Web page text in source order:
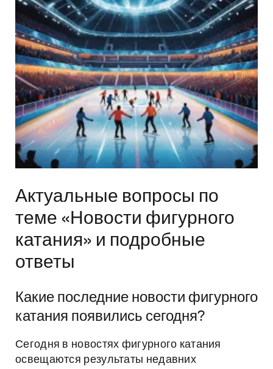
Актуальные вопросы по
теме «Новости фигурного
катания» и подробные
ответы
Какие последние новости фигурного
катания появились сегодня?
Сегодня в новостях фигурного катания
освещаются результаты недавних